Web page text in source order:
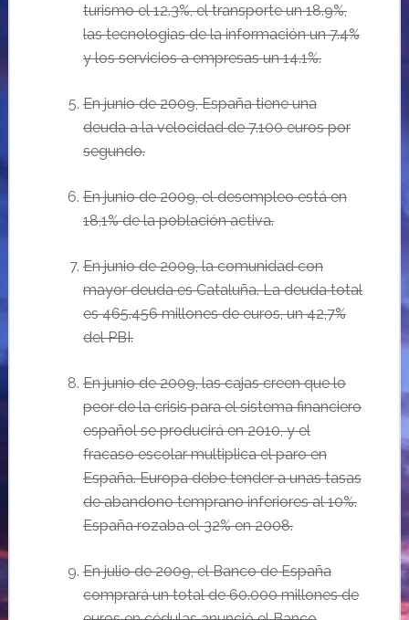
turismo el 12.3%, el transporte un 18.9%,
las tecnologias de la información un 7.4%
y los servicios a empresas un 14.1%.
En junio de 2009, España tiene una
deuda a la velocidad de 7.100 euros por
segundo.
Enjunio de 2009, el desempleo está en
18,1% de la población activa.
Enjunio de 2009, la comunidad con
mayor deuda es Cataluña. La deuda total
es 465.456 millones de euros,un 42,7%
del PBI.
En junio de 2009, las cajas creen que lo
peor de la crisis para el sistema financiero
españolse producirá en 2010, y el
fracaso escolar multiplica el paro en
España. Europa debe tender a unas tasas
de abandono temprano inferiores al 10%.
España rozaba el 32% en 2008.
En julio de 2009, el Banco de España
comprará un total de 60.000 millones de